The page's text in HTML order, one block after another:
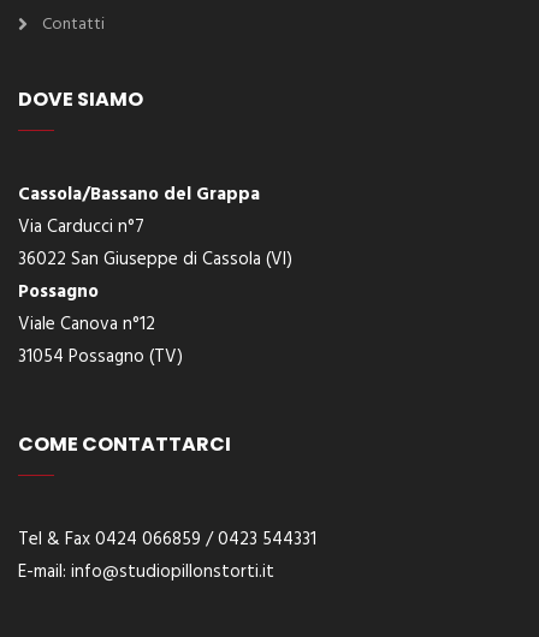
Contatti
DOVE SIAMO
Cassola/Bassano del Grappa
Via Carducci n°7
36022 San Giuseppe di Cassola (VI)
Possagno
Viale Canova n°12
31054 Possagno (TV)
COME CONTATTARCI
Tel & Fax 0424 066859 / 0423 544331
E-mail: info@studiopillonstorti.it